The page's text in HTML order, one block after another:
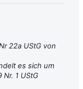
22a UStG von
es sich um
1 UStG